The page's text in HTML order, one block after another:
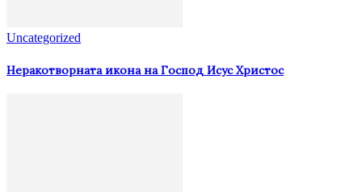
Uncategorized
Неракотворната икона на Господ Исус Христос